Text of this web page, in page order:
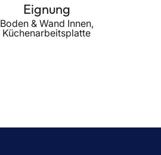
Eignung
Boden & Wand Innen,
Küchenarbeitsplatte